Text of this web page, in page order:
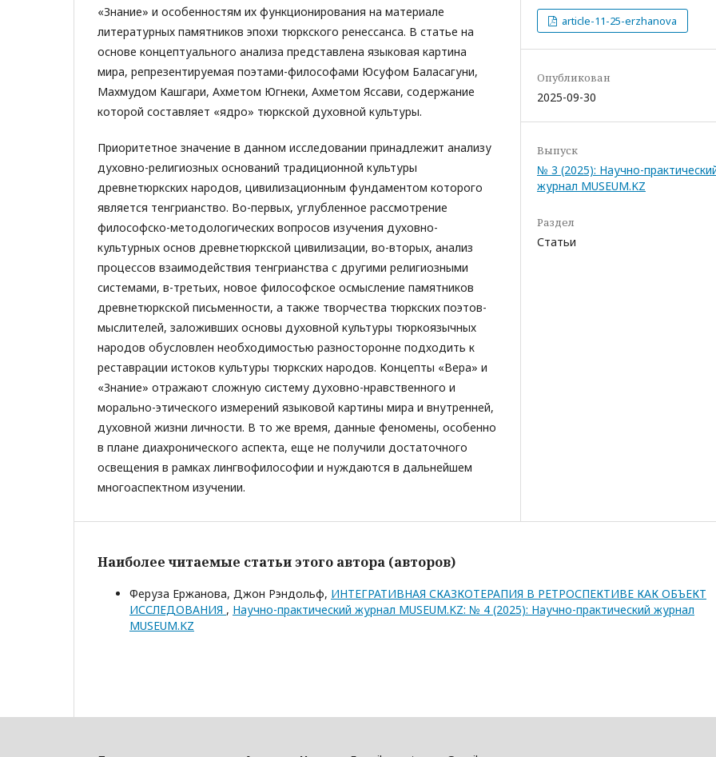
«Знание» и особенностям их функционирования на материале
литературных памятников эпохи тюркского ренессанса. В статье на
основе концептуального анализа представлена языковая картина
мира, репрезентируемая поэтами-философами Юсуфом Баласагуни,
Махмудом Кашгари, Ахметом Югнеки, Ахметом Яссави, содержание
которой составляет «ядро» тюркской духовной культуры.
Приоритетное значение в данном исследовании принадлежит анализу
духовно-религиозных оснований традиционной культуры
древнетюркских народов, цивилизационным фундаментом которого
является тенгрианство. Во-первых, углубленное рассмотрение
философско-методологических вопросов изучения духовно-
культурных основ древнетюркской цивилизации, во-вторых, анализ
процессов взаимодействия тенгрианства с другими религиозными
системами, в-третьих, новое философское осмысление памятников
древнетюркской письменности, а также творчества тюркских поэтов-
мыслителей, заложивших основы духовной культуры тюркоязычных
народов обусловлен необходимостью разносторонне подходить к
реставрации истоков культуры тюркских народов. Концепты «Вера» и
«Знание» отражают сложную систему духовно-нравственного и
морально-этического измерений языковой картины мира и внутренней,
духовной жизни личности. В то же время, данные феномены, особенно
в плане диахронического аспекта, еще не получили достаточного
освещения в рамках лингвофилософии и нуждаются в дальнейшем
многоаспектном изучении.
article-11-25-erzhanova
Опубликован
2025-09-30
Выпуск
№ 3 (2025): Научно-
журнал MUSEUM.KZ
Раздел
Статьи
Наиболее читаемые статьи этого автора (авторов)
Феруза Ержанова, Джон Рэндольф, ИНТЕГРАТИВНАЯ СКАЗКОТЕРАПИЯ В РЕТРОСПЕКТИВЕ КАК ОБЪЕКТ
ИССЛЕДОВАНИЯ , Научно-практический журнал MUSEUM.KZ: № 4 (2025): Научно-практический журнал
MUSEUM.KZ